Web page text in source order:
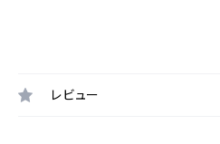
レビュー